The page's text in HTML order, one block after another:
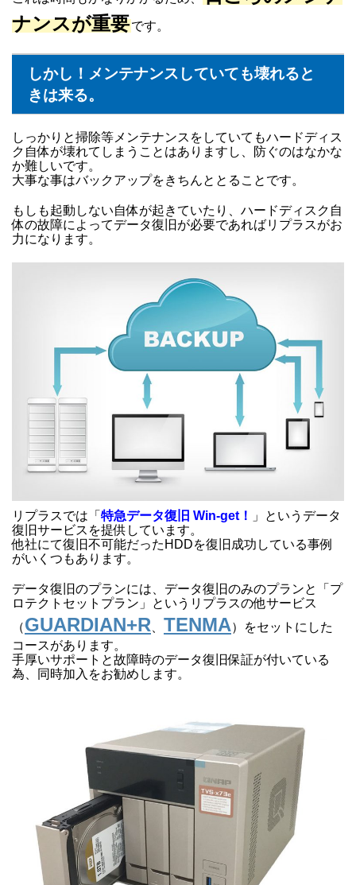
ナンスが重要です。
しかし！メンテナンスしていても壊れると
きは来る。
しっかりと掃除等メンテナンスをしていてもハードディス
ク自体が壊れてしまうことはありますし、防ぐのはなかな
か難しいです。
大事な事はバックアップをきちんととることです。
もしも起動しない自体が起きていたり、ハードディスク自
体の故障によってデータ復旧が必要であればリプラスがお
力になります。
リプラスでは「 特急データ復旧 Win-get！
」というデータ
復旧サービスを提供しています。
他社にて復旧不可能だったHDDを復旧成功している事例
がいくつもあります。
データ復旧のプランには、データ復旧のみのプランと「プ
ロテクトセットプラン」というリプラスの他サービス
（GUARDIAN+R TENMA）をセットにした
コースがあります。
手厚いサポートと故障時のデータ復旧保証が付いている
為、同時加入をお勧めします。